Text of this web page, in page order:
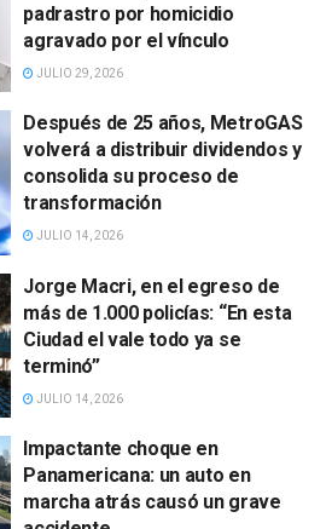
padrastro por homicidio
agravado por el vínculo
JULIO 29, 2026
Después de 25 años, MetroGAS
volverá a distribuir dividendos y
consolida su proceso de
transformación
JULIO 14, 2026
Jorge Macri, en el egreso de
más de 1.000 policías: “En esta
Ciudad el vale todo ya se
terminó”
JULIO 14, 2026
Impactante choque en
Panamericana: un auto en
marcha atrás causó un grave